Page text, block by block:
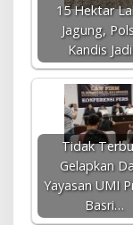
15 Hektar
Jagung,
Kandis
Tidak
Gelapkan
Yayasan UMI
Basri…